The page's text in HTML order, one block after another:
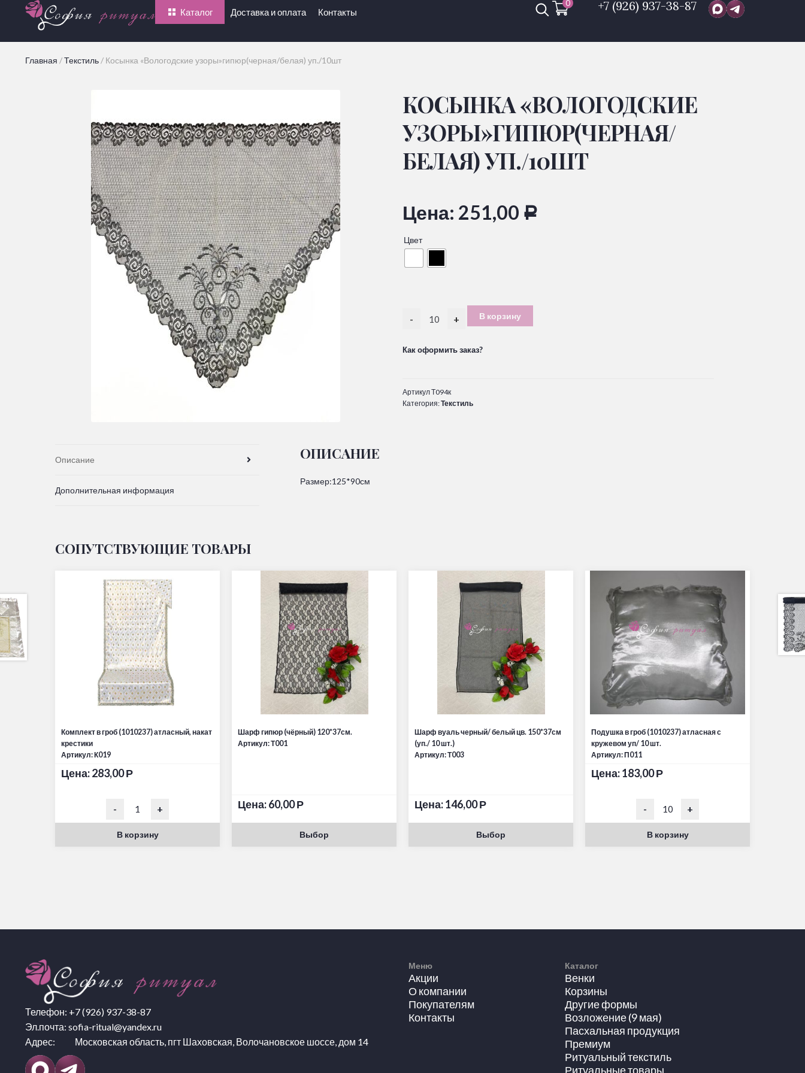
Каталог Доставка и оплата Контакты
0 +7 (926) 937-38-87
Главная /Текстиль / Косынка «Вологодские узоры»гипюр(черная/белая) уп./10шт
КОСЫНКА «ВОЛОГОДСКИЕ
УЗОРЫ»ГИПЮР(ЧЕРНАЯ/
БЕЛАЯ) УП./10ШТ
Цена: 251,00 Р
Цвет
- + В корзину
Как оформить заказ?
АртикулТ094к
Категория:Текстиль
Описание
Дополнительная информация
ОПИСАНИЕ
Размер:125*90см
СОПУТСТВУЮЩИЕ ТОВАРЫ
Комплект в гроб (1010237) атласный, накат
крестики
Артикул: К019
Цена:283,00Р
- +
В корзину
Шарф гипюр (чёрный) 120*37см.
Артикул: Т001
Цена:60,00Р
Выбор
Шарф вуаль черный/ белый цв. 150*37см
(уп./ 10 шт.)
Артикул: Т003
Цена:146,00Р
Выбор
Подушка в гроб (1010237) атласная с
кружевом уп/ 10 шт.
Артикул: П011
Цена:183,00Р
- +
В корзину
Телефон: +7 (926) 937-38-87
Эл.почта: sofia-ritual@yandex.ru
Адрес: Московская область, пгт Шаховская, Волочановское шоссе, дом 14
Меню
Акции
О компании
Покупателям
Контакты
Каталог
Венки
Корзины
Другие формы
Возложение (9 мая)
Пасхальная продукция
Премиум
Ритуальный текстиль
Ритуальные товары